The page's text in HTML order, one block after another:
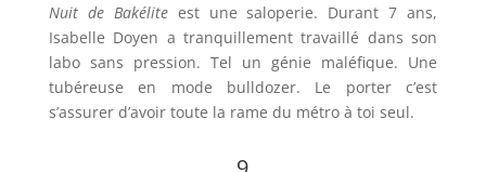
Nuit de Bakéliteest une saloperie. Durant 7 ans,
Isabelle Doyen a tranquillement travaillé dans son
labo sans pression. Tel un génie maléfique. Une
tubéreuse en mode bulldozer. Le porter c’est
s’assurer d’avoir toute la rame du métro à toi seul.